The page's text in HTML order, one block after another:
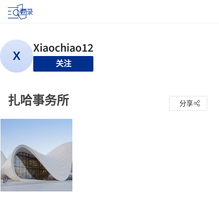
登录
关注
扎哈事务所 分享